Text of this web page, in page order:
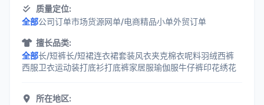
质量定位:
全部公司订单市场货源网单/电商精品小单外贸订单
擅长品类:
全部长/短裤长/短裙连衣裙套装风衣夹克棉衣呢料羽绒西裤
西服卫衣运动装打底衫打底裤家居服瑜伽服牛仔裤印花绣花
所在地区: